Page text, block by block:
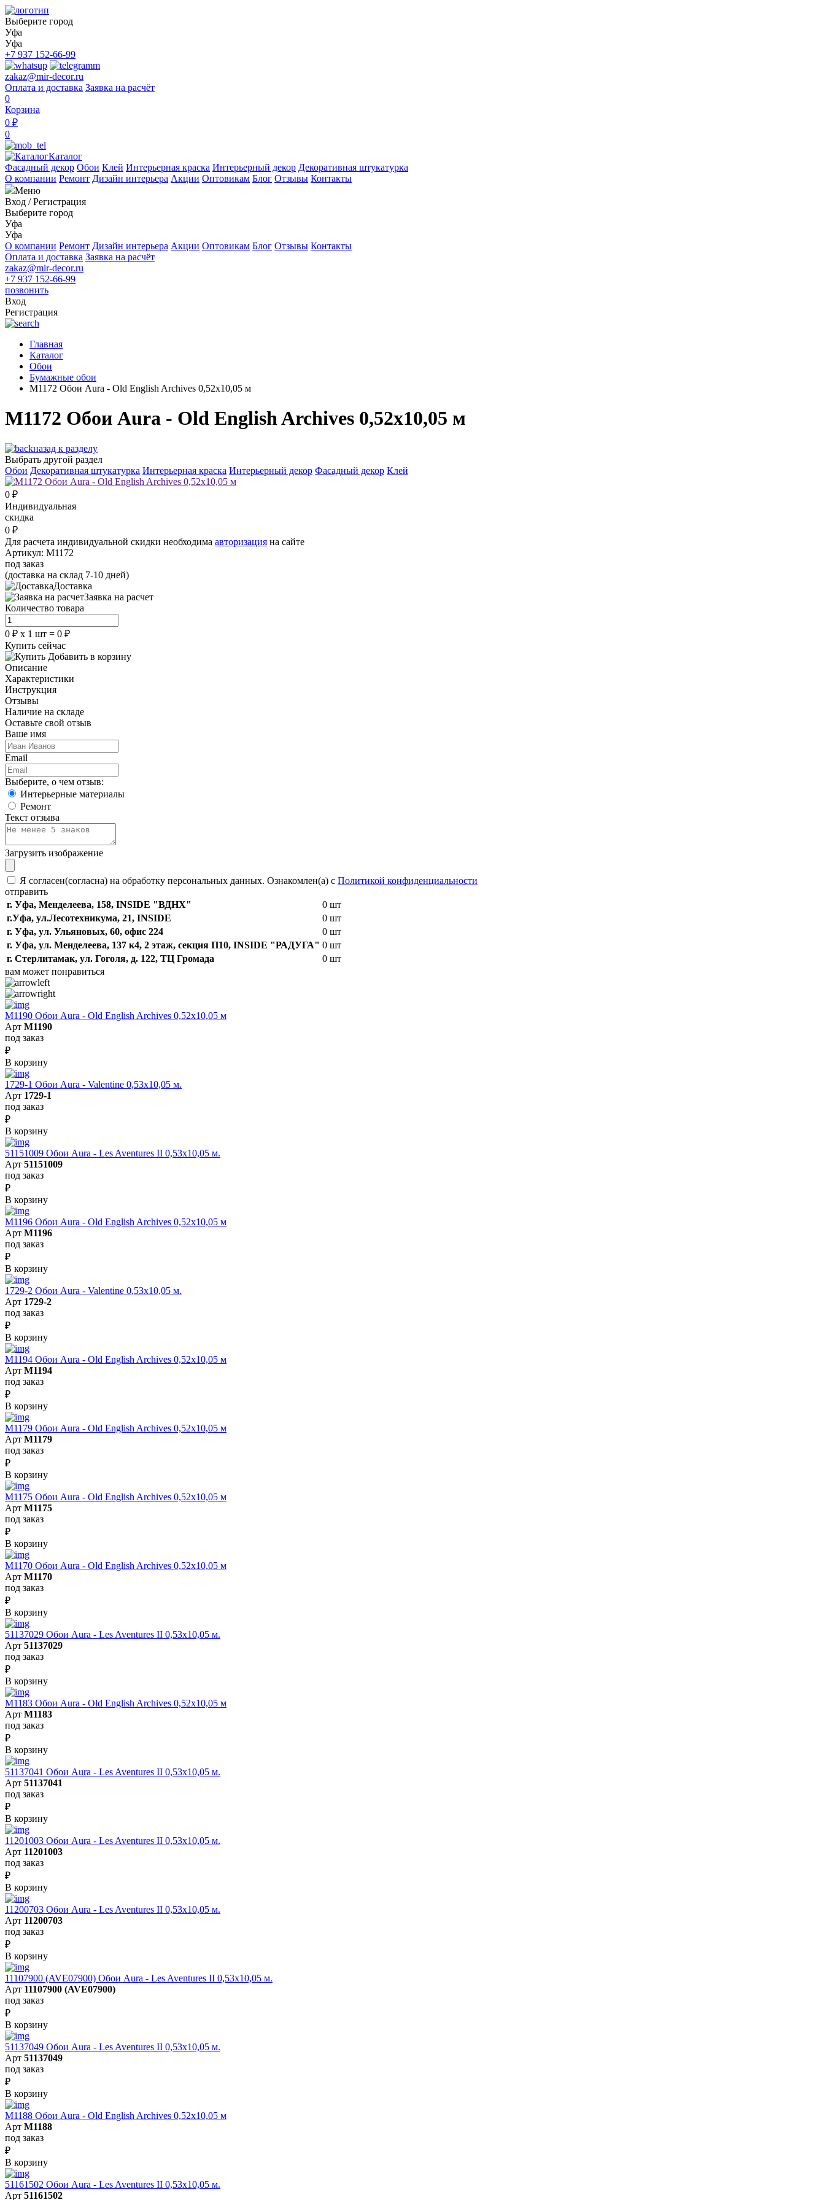
Выберите город
Уфа
Уфа
+7 937 152-66-99
zakaz@mir-decor.ru
Оплата и доставка Заявка на расчёт
0
Корзина
0 ₽
0
Каталог
Фасадный декор Обои Клей Интерьерная краска Интерьерный декор Декоративная штукатурка
О компании Ремонт Дизайн интерьера Акции Оптовикам Блог Отзывы Контакты
Меню
Вход /Регистрация
Выберите город
Уфа
Уфа
О компании Ремонт Дизайн интерьера Акции Оптовикам Блог Отзывы Контакты
Оплата и доставка Заявка на расчёт
zakaz@mir-decor.ru
+7 937 152-66-99
позвонить
Вход
Регистрация
Главная
Каталог
Обои
Бумажные обои
M1172 Обои Aura - Old English Archives 0,52x10,05 м
M1172 Обои Aura - Old English Archives 0,52x10,05 м
назад к разделу
Выбрать другой раздел
Обои Декоративная штукатурка Интерьерная краска Интерьерный декор Фасадный декор Клей
0 ₽
Индивидуальная
скидка
0 ₽
Для расчета индивидуальной скидки необходима авторизация на сайте
Артикул: M1172
под заказ
(доставка на склад 7-10 дней)
Доставка
Заявка на расчет
Количество товара
0 ₽ х 1 шт = 0 ₽
Купить сейчас
Добавить в корзину
Описание
Характеристики
Инструкция
Отзывы
Наличие на складе
Оставьте свой отзыв
Ваше имя
Email
Выберите, о чем отзыв:
Интерьерные материалы
Ремонт
Текст отзыва
Загрузить изображение
Я согласен(согласна) на обработку персональных данных. Ознакомлен(а) с Политикой конфиденциальности
отправить
г. Уфа, Менделеева, 158, INSIDE "ВДНХ"
0 шт
г.Уфа, ​ул.Лесотехникума, 21, INSIDE
0 шт
г. Уфа, ул. Ульяновых, 60, офис 224
0 шт
г. Уфа, ул. Менделеева, 137 к4, ​2 этаж, секция П10, INSIDE "РАДУГА" 0 шт
г. Стерлитамак, ул. Гоголя, д. 122, ТЦ Громада
0 шт
вам может понравиться
M1190 Обои Aura - Old English Archives 0,52x10,05 м
Арт M1190
под заказ
₽
В корзину
1729-1 Обои Aura - Valentine 0,53х10,05 м.
Арт 1729-1
под заказ
₽
В корзину
51151009 Обои Aura - Les Aventures II 0,53х10,05 м.
Арт 51151009
под заказ
₽
В корзину
M1196 Обои Aura - Old English Archives 0,52x10,05 м
Арт M1196
под заказ
₽
В корзину
1729-2 Обои Aura - Valentine 0,53х10,05 м.
Арт 1729-2
под заказ
₽
В корзину
M1194 Обои Aura - Old English Archives 0,52x10,05 м
Арт M1194
под заказ
₽
В корзину
M1179 Обои Aura - Old English Archives 0,52x10,05 м
Арт M1179
под заказ
₽
В корзину
M1175 Обои Aura - Old English Archives 0,52x10,05 м
Арт M1175
под заказ
₽
В корзину
M1170 Обои Aura - Old English Archives 0,52x10,05 м
Арт M1170
под заказ
₽
В корзину
51137029 Обои Aura - Les Aventures II 0,53х10,05 м.
Арт 51137029
под заказ
₽
В корзину
M1183 Обои Aura - Old English Archives 0,52x10,05 м
Арт M1183
под заказ
₽
В корзину
51137041 Обои Aura - Les Aventures II 0,53х10,05 м.
Арт 51137041
под заказ
₽
В корзину
11201003 Обои Aura - Les Aventures II 0,53х10,05 м.
Арт 11201003
под заказ
₽
В корзину
11200703 Обои Aura - Les Aventures II 0,53х10,05 м.
Арт 11200703
под заказ
₽
В корзину
11107900 (AVE07900) Обои Aura - Les Aventures II 0,53х10,05 м.
Арт 11107900 (AVE07900)
под заказ
₽
В корзину
51137049 Обои Aura - Les Aventures II 0,53х10,05 м.
Арт 51137049
под заказ
₽
В корзину
M1188 Обои Aura - Old English Archives 0,52x10,05 м
Арт M1188
под заказ
₽
В корзину
51161502 Обои Aura - Les Aventures II 0,53х10,05 м.
Арт 51161502